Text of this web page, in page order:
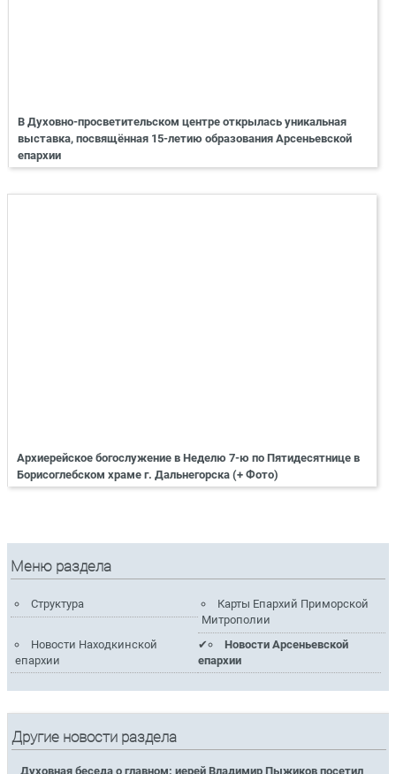
В Духовно-просветительском центре открылась уникальная
выставка, посвящённая 15-летию образования Арсеньевской
епархии
Архиерейское богослужение в Неделю 7-ю по Пятидесятнице в
Борисоглебском храме г. Дальнегорска (+ Фото)
Меню раздела
Структура
Карты Епархий Приморской
Митрополии
Новости Находкинской
епархии
Новости Арсеньевской
епархии
Другие новости раздела
Духовная беседа о главном: иерей Владимир Пыжиков посетил